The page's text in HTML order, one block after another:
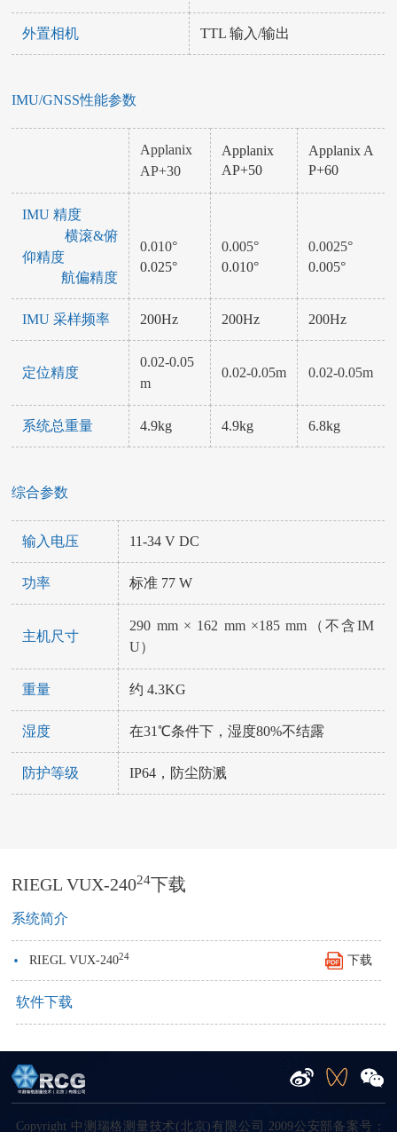
外置相机 TTL 输入/输出
IMU/GNSS性能参数
Applanix
AP+30
Applanix
AP+50
Applanix A
P+60
IMU 精度
横滚&俯
仰精度
航偏精度
0.010°
0.025°
0.005°
0.010°
0.0025°
0.005°
IMU 采样频率 200Hz 200Hz 200Hz
定位精度
0.02-0.05
m
0.02-0.05m 0.02-0.05m
系统总重量 4.9kg 4.9kg 6.8kg
综合参数
输入电压 11-34 V DC
功率 标准 77 W
主机尺寸
290 mm × 162 mm ×185 mm（不含IM
U）
重量 约 4.3KG
湿度 在31℃条件下，湿度80%不结露
防护等级 IP64，防尘防溅
RIEGL VUX-24024下载
系统简介
· RIEGL VUX-24024 下载
软件下载
Copyright 中测瑞格测量技术(北京)有限公司 2009公安部备案号：